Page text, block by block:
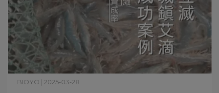
BIOYO | 2025-03-28